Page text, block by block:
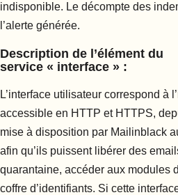
indisponible. Le décompte des
l’alerte générée.
Description de l’élément du
service « interface » :
L’interface utilisateur correspond à
accessible en HTTP et HTTPS,
mise à disposition par Mailinblack
afin qu’ils puissent libérer des
quarantaine, accéder aux modules
coffre d’identifiants. Si cette